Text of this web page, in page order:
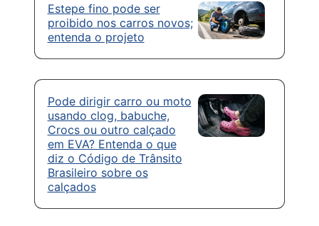
Estepe fino pode ser
proibido nos carros novos;
entenda o projeto
Pode dirigir carro ou moto
usando clog, babuche,
Crocs ou outro calçado
em EVA? Entenda o que
diz o Código de Trânsito
Brasileiro sobre os
calçados